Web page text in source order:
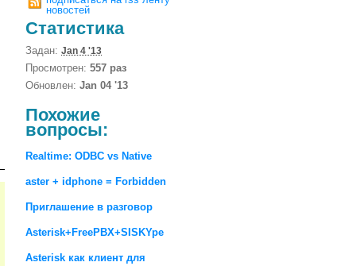
новостей
Статистика
Задан: Jan 4 '13
Просмотрен: 557 раз
Обновлен: Jan 04 '13
Похожие
вопросы:
Realtime: ODBC vs Native
aster + idphone = Forbidden
Приглашение в разговор
Asterisk+FreePBX+SISKYpe
Asterisk как клиент для